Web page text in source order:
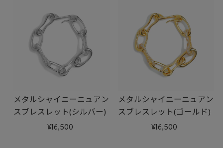
メタルシャイニーニュアン
スブレスレット(シルバー)
16,500
メタルシャイニーニュアン
スブレスレット(ゴールド)
16,500